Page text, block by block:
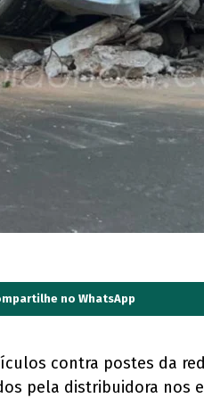
no WhatsApp
contra postes da
pela distribuidora nos